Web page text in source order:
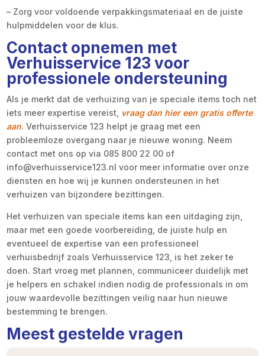
– Zorg voor voldoende verpakkingsmateriaal en de juiste
hulpmiddelen voor de klus.
Contact opnemen met
Verhuisservice 123 voor
professionele ondersteuning
Als je merkt dat de verhuizing van je speciale items toch net
iets meer expertise vereist,
vraag dan hier een gratis offerte
aan. Verhuisservice 123 helpt je graag met een
probleemloze overgang naar je nieuwe woning. Neem
contact met ons op via 085 800 22 00 of
info@verhuisservice123.nl voor meer informatie over onze
diensten en hoe wij je kunnen ondersteunen in het
verhuizen van bijzondere bezittingen.
Het verhuizen van speciale items kan een uitdaging zijn,
maar met een goede voorbereiding, de juiste hulp en
eventueel de expertise van een professioneel
verhuisbedrijf zoals Verhuisservice 123, is het zeker te
doen. Start vroeg met plannen, communiceer duidelijk met
je helpers en schakel indien nodig de professionals in om
jouw waardevolle bezittingen veilig naar hun nieuwe
bestemming te brengen.
Meest gestelde vragen